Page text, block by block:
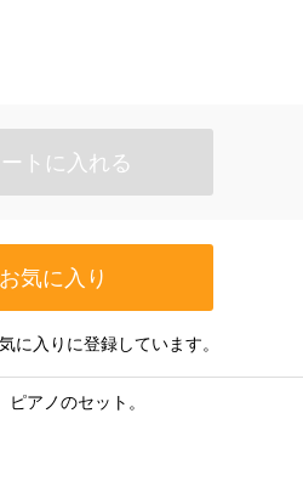
トに入れる
お気に入り
に入りに登録しています。
アノのセット。